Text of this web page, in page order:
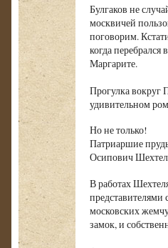
Булгаков не
москвичей
поговорим.
когда
Маргарите.
Прогулка вокруг
удивительном
Но не только!
Патриаршие
Осипович
В работах
московских
замок, и